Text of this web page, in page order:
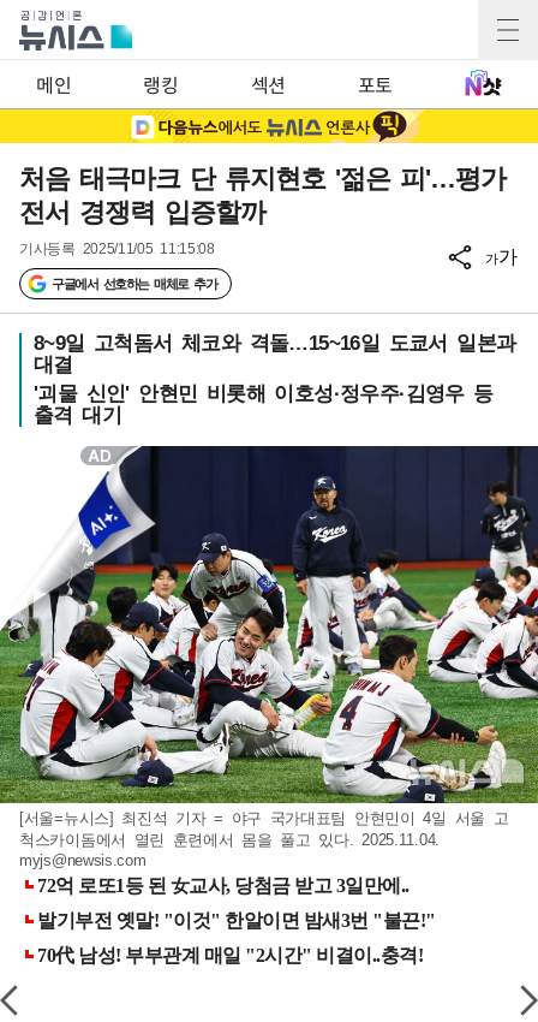
메인 랭킹 섹션 포토
처음 태극마크 단 류지현호 '젊은 피'…평가
전서 경쟁력 입증할까
기사등록 2025/11/05 11:15:08
구글에서 선호하는 매체로 추가
가가
8~9일 고척돔서 체코와 격돌…15~16일 도쿄서 일본과
대결
'괴물 신인' 안현민 비롯해 이호성·정우주·김영우 등
출격 대기
[서울=뉴시스] 최진석 기자 = 야구 국가대표팀 안현민이 4일 서울 고
척스카이돔에서 열린 훈련에서 몸을 풀고 있다. 2025.11.04.
myjs@newsis.com